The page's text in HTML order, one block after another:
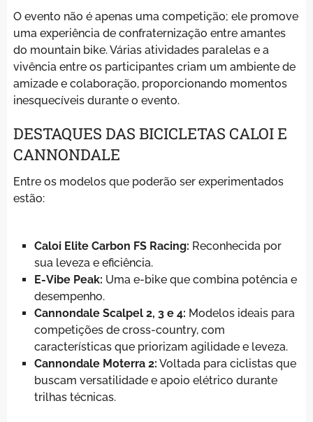
O evento não é apenas uma competição; ele promove
uma experiência de confraternização entre amantes
do mountain bike. Várias atividades paralelas e a
vivência entre os participantes criam um ambiente de
amizade e colaboração, proporcionando momentos
inesquecíveis durante o evento.
DESTAQUES DAS BICICLETAS CALOI E
CANNONDALE
Entre os modelos que poderão ser experimentados
estão:
Caloi Elite Carbon FS Racing: Reconhecida por
sua leveza e eficiência.
E-Vibe Peak: Uma e-bike que combina potência e
desempenho.
Cannondale Scalpel 2, 3 e 4: Modelos ideais para
competições de cross-country, com
características que priorizam agilidade e leveza.
Cannondale Moterra 2: Voltada para ciclistas que
buscam versatilidade e apoio elétrico durante
trilhas técnicas.